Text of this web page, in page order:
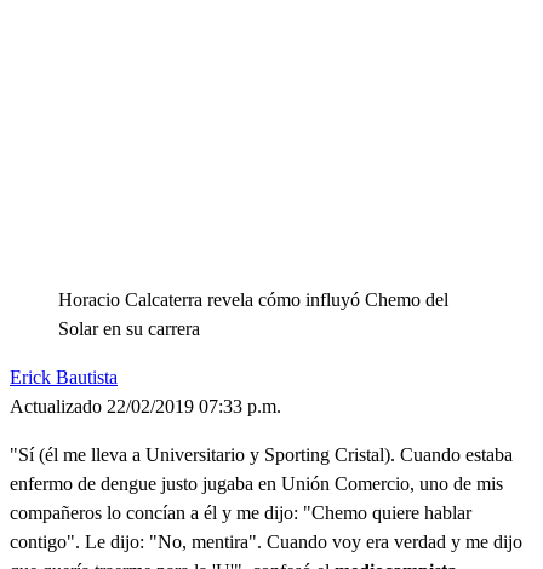
Horacio Calcaterra revela cómo influyó Chemo del
Solar en su carrera
Erick Bautista
Actualizado 22/02/2019 07:33 p.m.
"Sí (él me lleva a Universitario y Sporting Cristal). Cuando estaba
enfermo de dengue justo jugaba en Unión Comercio, uno de mis
compañeros lo concían a él y me dijo: "Chemo quiere hablar
contigo". Le dijo: "No, mentira". Cuando voy era verdad y me dijo